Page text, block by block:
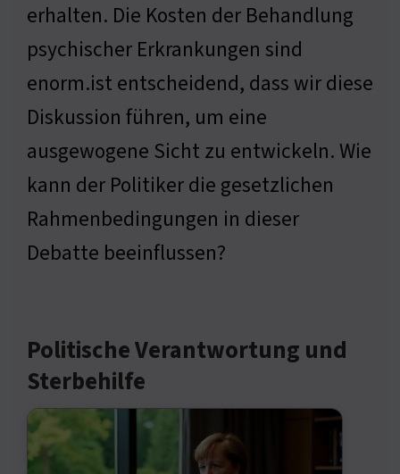
erhalten. Die Kosten der Behandlung
psychischer Erkrankungen sind
enorm.ist entscheidend, dass wir diese
Diskussion führen, um eine
ausgewogene Sicht zu entwickeln. Wie
kann der Politiker die gesetzlichen
Rahmenbedingungen in dieser
Debatte beeinflussen?
Politische Verantwortung und
Sterbehilfe